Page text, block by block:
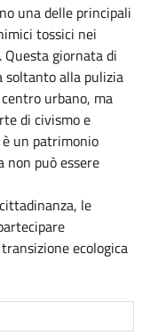
una delle principali
tossici nei
giornata di
alla pulizia
urbano, ma
di civismo e
un patrimonio
non può essere
le
ecologica